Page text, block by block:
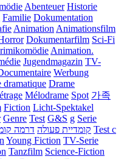
Abenteuer Historie
Familie Dokumentation
Animation Animationsfilm
Dokumentarfilm Sci-Fi
Animation.
Jugendmagazin TV-
Werbung
dramatique Drame
Mélodrame Spot 가족
Fiction Licht-Spektakel
Genre Test G&S g Serie
קומדיית פעולה דרמה
Test c
Young Fiction TV-Serie
Tanzfilm Science-Fiction